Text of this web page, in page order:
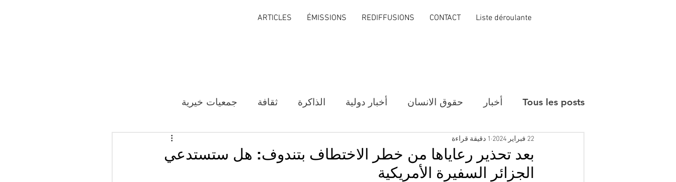
ARTICLES ÉMISSIONS REDIFFUSIONS CONTACT Liste déroulante
Tous les posts أخبار حقوق الانسان أخبار دولية الذاكرة ثقافة جمعيات خيرية
بعد تحذير رعاياها من خطر الاختطاف بتندوف: هل ستستدعي
الجزائر السفيرة الأمريكية
22 فبراير 2024 1 دقيقة قراءة